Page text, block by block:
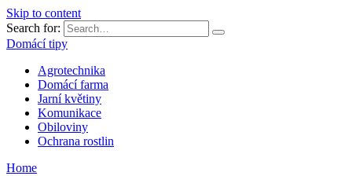
Skip to content
Search for:
Domácí tipy
Agrotechnika
Domácí farma
Jarní květiny
Komunikace
Obiloviny
Ochrana rostlin
Home